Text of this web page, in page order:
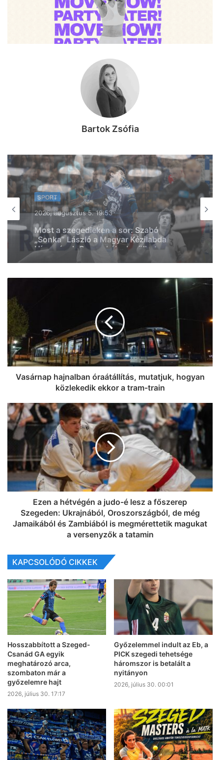
Bartok Zsófia
SPORT
2026, augusztus 4. 09:56
Tart a felkészülés: fiatalos, lendületes
Szegedet képzelnek el Bánhidiék az új
SPORT
2026, augusztus 3. 20:16
Szegedi küzdősport-szenzáció: a
világelső BKFC-ben debütál a Sárközi
MMA Team magyar bajnok nagyágyúja
Vasárnap hajnalban óraátállítás, mutatjuk, hogyan
közlekedik ekkor a tram-train
Ezen a hétvégén a judo-é lesz a főszerep
Szegeden: Ukrajnából, Oroszországból, de még
Jamaikából és Zambiából is megmérettetik magukat
a versenyzők a tatamin
KAPCSOLÓDÓ CIKKEK
Hosszabbított a Szeged-
Csanád GA egyik
meghatározó arca,
szombaton már a
győzelemre hajt
2026, július 30. 17:17
Győzelemmel indult az Eb, a
PICK szegedi tehetsége
háromszor is betalált a
nyitányon
2026, július 30. 00:01